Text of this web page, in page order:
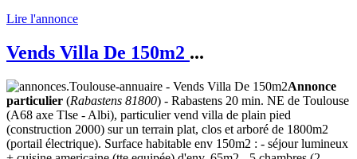
Lire l'annonce
Vends Villa De 150m2 ...
Annonce
particulier (Rabastens 81800) - Rabastens 20 min. NE de Toulouse
(A68 axe Tlse - Albi), particulier vend villa de plain pied
(construction 2000) sur un terrain plat, clos et arboré de 1800m2
(portail électrique). Surface habitable env 150m2 : - séjour lumineux